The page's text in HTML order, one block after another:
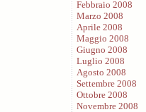
Febbraio 2008
Marzo 2008
Aprile 2008
Maggio 2008
Giugno 2008
Luglio 2008
Agosto 2008
Settembre 2008
Ottobre 2008
Novembre 2008